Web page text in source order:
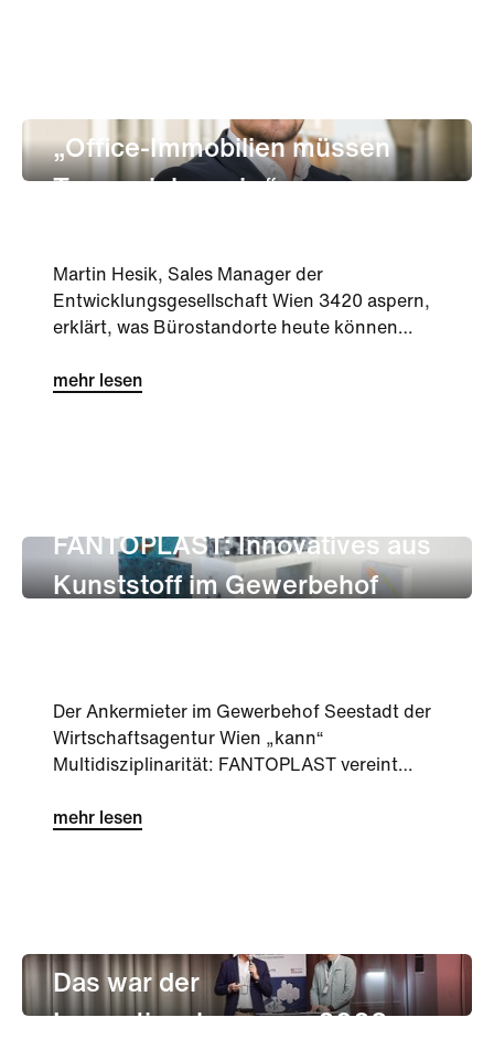
„Office-Immobilien müssen
Teamspieler sein.“
Martin Hesik, Sales Manager der
Entwicklungsgesellschaft Wien 3420 aspern,
erklärt, was Bürostandorte heute können
Standort Seestadt hat.
mehr lesen
FANTOPLAST: Innovatives aus
Kunststoff im Gewerbehof
Der Ankermieter im Gewerbehof Seestadt der
Wirtschaftsagentur Wien „kann“
Multidisziplinarität: FANTOPLAST vereint
Kreislaufwirtschaft.
mehr lesen
Das war der
Innovationskongress 2023